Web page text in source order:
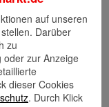
auf unseren
Darüber
zu
oder zur Anzeige
dieser Cookies
. Durch Klick